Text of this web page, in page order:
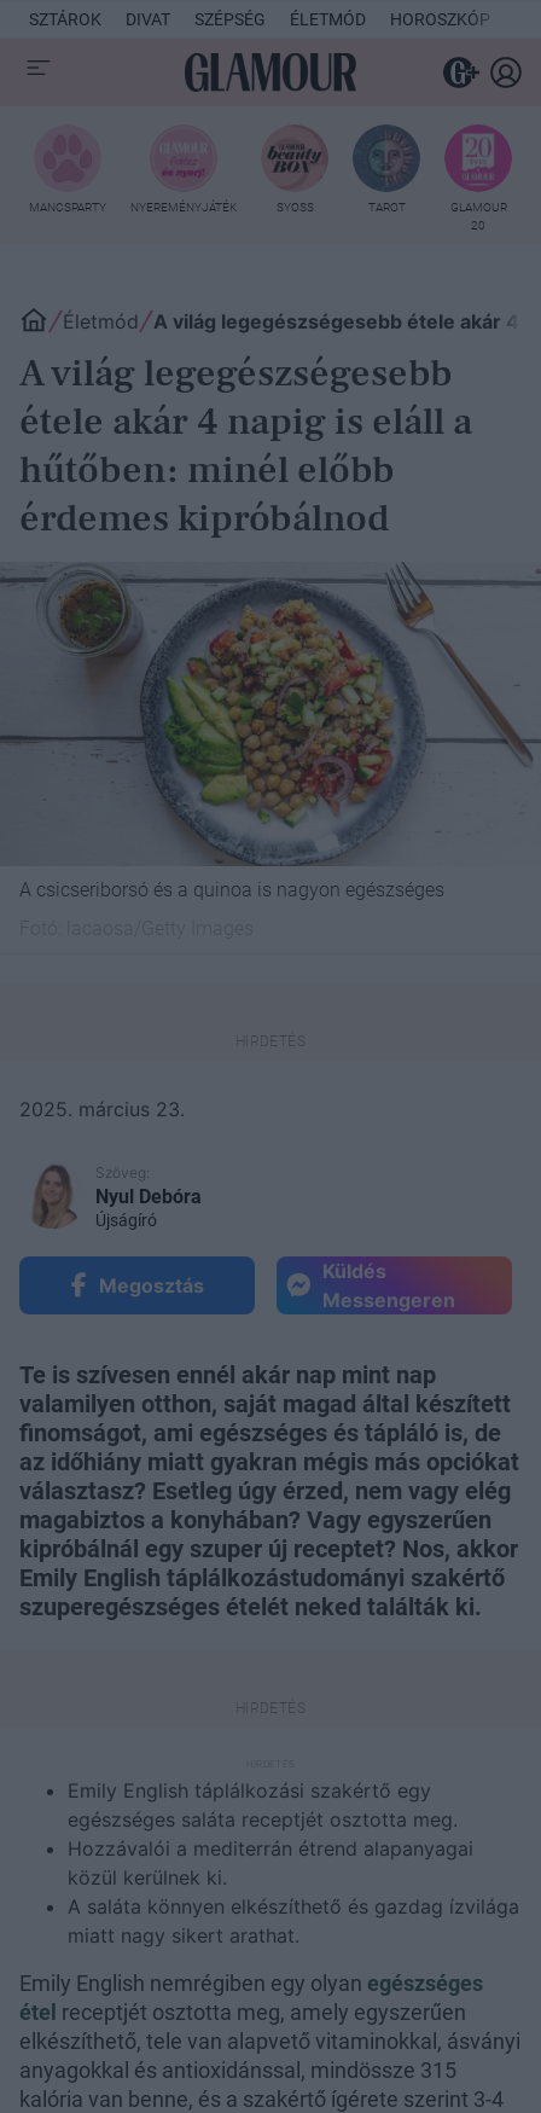
SZTÁROK DIVAT SZÉPSÉG ÉLETMÓD HOROSZKÓP
MANCSPARTY NYEREMÉNYJÁTÉK SYOSS TAROT
GLAMOUR
20
Életmód A világ legegészségesebb étele akár 4
A világ legegészségesebb
étele akár 4 napig is eláll a
hűtőben: minél előbb
érdemes kipróbálnod
A csicseriborsó és a quinoa is nagyon egészséges
2025. március 23.
Szöveg:
Nyul Debóra
Újságíró
Megosztás
Küldés
Messengeren
Te is szívesen ennél akár nap mint nap
valamilyen otthon, saját magad által készített
finomságot, ami egészséges és tápláló is, de
az időhiány miatt gyakran mégis más opciókat
választasz? Esetleg úgy érzed, nem vagy elég
magabiztos a konyhában? Vagy egyszerűen
kipróbálnál egy szuper új receptet? Nos, akkor
Emily English táplálkozástudományi szakértő
szuperegészséges ételét neked találták ki.
Emily English táplálkozási szakértő egy
egészséges saláta receptjét osztotta meg.
Hozzávalói a mediterrán étrend alapanyagai
közül kerülnek ki.
A saláta könnyen elkészíthető és gazdag ízvilága
miatt nagy sikert arathat.
Emily English nemrégiben egy olyan egészséges
étel receptjét osztotta meg, amely egyszerűen
elkészíthető, tele van alapvető vitaminokkal, ásványi
anyagokkal és antioxidánssal, mindössze 315
kalória van benne, és a szakértő ígérete szerint 3-4